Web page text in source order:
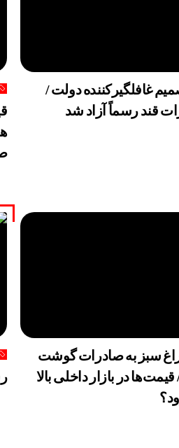
آسیب دیده جنگ تسهیلات داده
سکه پنجشنبه 15 مرداد
ماه آینده در اندروید
ظرفیت قطارهای اربعین؛ خدمات
گمرکی در شرایط
هم می‌توان با خرید خانه اقامت
غافلگیرکننده دولت /
قند رسماً آزاد شد
سبز به صادرات گوشت
در بازار داخلی بالا